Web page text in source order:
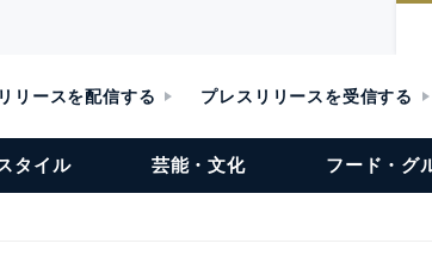
リースを配信する プレスリリースを受信する
タイル 芸能・文化 フード・グ